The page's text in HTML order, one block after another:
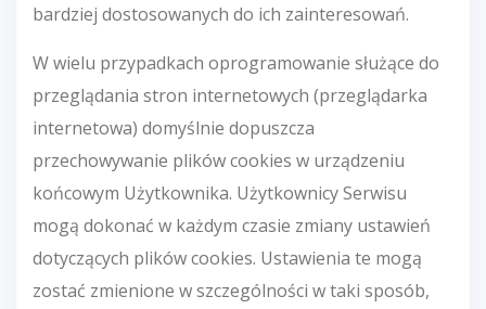
bardziej dostosowanych do ich zainteresowań.
W wielu przypadkach oprogramowanie służące do
przeglądania stron internetowych (przeglądarka
internetowa) domyślnie dopuszcza
przechowywanie plików cookies w urządzeniu
końcowym Użytkownika. Użytkownicy Serwisu
mogą dokonać w każdym czasie zmiany ustawień
dotyczących plików cookies. Ustawienia te mogą
zostać zmienione w szczególności w taki sposób,